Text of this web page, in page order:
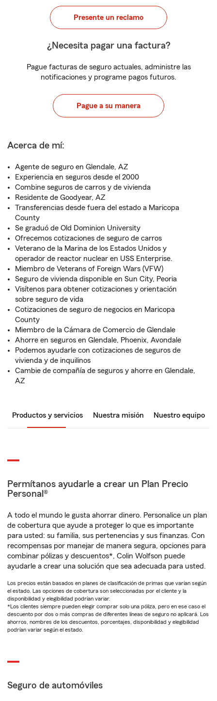
Presente un reclamo
¿Necesita pagar una factura?
Pague facturas de seguro actuales, administre las
notificaciones y programe pagos futuros.
Pague a su manera
Acerca de mí:
Agente de seguro en Glendale, AZ
Experiencia en seguros desde el 2000
Combine seguros de carros y de vivienda
Residente de Goodyear, AZ
Transferencias desde fuera del estado a Maricopa
County
Se graduó de Old Dominion University
Ofrecemos cotizaciones de seguro de carros
Veterano de la Marina de los Estados Unidos y
operador de reactor nuclear en USS Enterprise.
Miembro de Veterans of Foreign Wars (VFW)
Seguro de vivienda disponible en Sun City, Peoria
Visítenos para obtener cotizaciones y orientación
sobre seguro de vida
Cotizaciones de seguro de negocios en Maricopa
County
Miembro de la Cámara de Comercio de Glendale
Ahorre en seguros en Glendale, Phoenix, Avondale
Podemos ayudarle con cotizaciones de seguros de
vivienda y de inquilinos
Cambie de compañía de seguros y ahorre en Glendale,
AZ
Productos y servicios Nuestra misión Nuestro equipo
Permítanos ayudarle a crear un Plan Precio
Personal®
A todo el mundo le gusta ahorrar dinero. Personalice un plan
de cobertura que ayude a proteger lo que es importante
para usted: su familia, sus pertenencias y sus finanzas. Con
recompensas por manejar de manera segura, opciones para
combinar pólizas y descuentos*, Colin Wolfson puede
ayudarle a crear una solución que sea adecuada para usted.
Los precios están basados en planes de clasificación de primas que varían según
el estado. Las opciones de cobertura son seleccionadas por el cliente y la
disponibilidad y elegibilidad podrían variar.
*Los clientes siempre pueden elegir comprar solo una póliza, pero en ese caso el
descuento por dos o más compras de diferentes líneas de seguro no aplicará. Los
ahorros, nombres de los descuentos, porcentajes, disponibilidad y elegibilidad
podrían variar según el estado.
Seguro de automóviles